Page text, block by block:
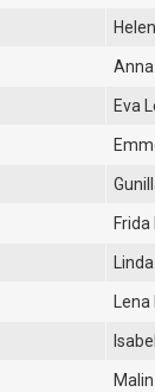
Anna
Eva
Frida